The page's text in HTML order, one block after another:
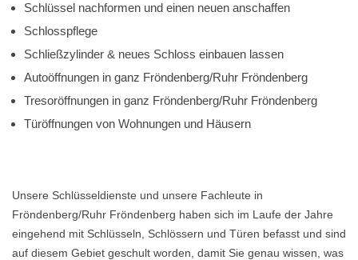
Schlüssel nachformen und einen neuen anschaffen
Schlosspflege
Schließzylinder & neues Schloss einbauen lassen
Autoöffnungen in ganz Fröndenberg/Ruhr Fröndenberg
Tresoröffnungen in ganz Fröndenberg/Ruhr Fröndenberg
Türöffnungen von Wohnungen und Häusern
Unsere Schlüsseldienste und unsere Fachleute in
Fröndenberg/Ruhr Fröndenberg haben sich im Laufe der Jahre
eingehend mit Schlüsseln, Schlössern und Türen befasst und sind
auf diesem Gebiet geschult worden, damit Sie genau wissen, was